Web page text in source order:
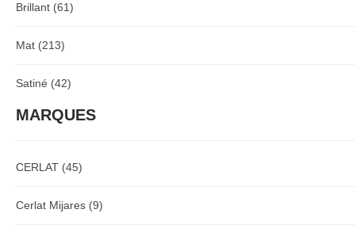
Brillant (61)
Mat (213)
Satiné (42)
MARQUES
CERLAT (45)
Cerlat Mijares (9)